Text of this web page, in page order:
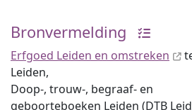
Bronvermelding
Erfgoed Leiden en omstreken
Leiden,
Doop-, trouw-, begraaf- en
geboorteboeken Leiden (DTB